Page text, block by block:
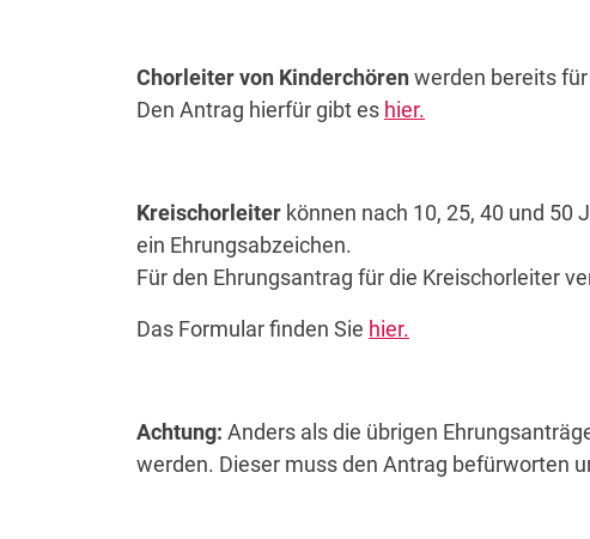
Chorleiter von Kinderchörenwerden bereits
Den Antrag hierfür gibt es hier.
Kreischorleiter können nach 10, 25, 40 und 50
ein Ehrungsabzeichen.
Für den Ehrungsantrag für die Kreischorleiter
Das Formular finden Sie hier.
Achtung: Anders als die übrigen
werden. Dieser muss den Antrag befürworten